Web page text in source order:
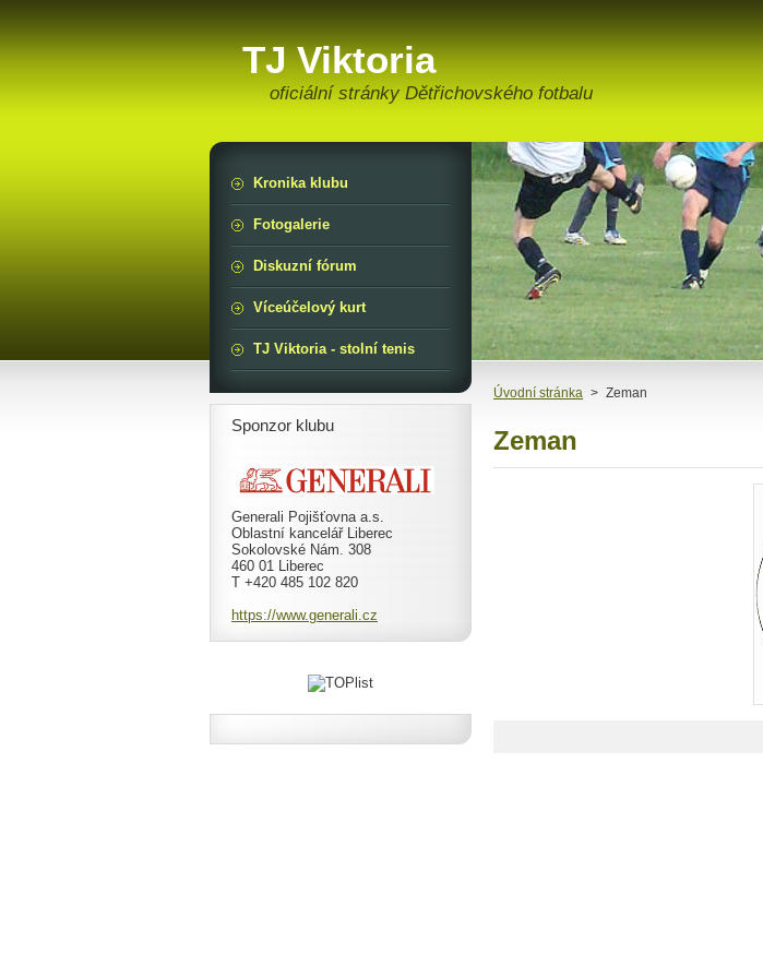
TJ Viktoria
oficiální stránky Dětřichovského fotbalu
Úvodní stránka > Zeman
Zeman
Kronika klubu
Fotogalerie
Diskuzní fórum
Víceúčelový kurt
TJ Viktoria - stolní tenis
Sponzor klubu
Generali Pojišťovna a.s.
Oblastní kancelář Liberec
Sokolovské Nám. 308
460 01 Liberec
T +420 485 102 820
https://www.generali.cz